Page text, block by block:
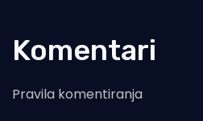
Komentari
Pravila komentiranja